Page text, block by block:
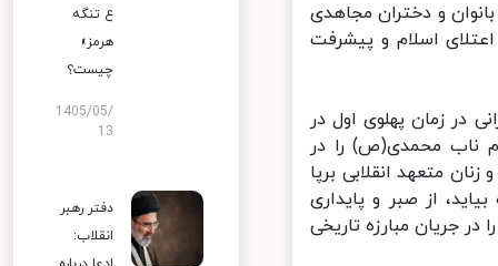
و دختران مجاهدی
اسلام و پیشرفت
در زمان پهلوی اول در
ناب محمدی(ص) را در
متعهد انقلابی برپا
از صبر و پایداری
جریان مبارزه تاریخی
ع تنگه
هرمز»
چیست؟
1405/05/
13
دفتر رهبر
انقلاب: